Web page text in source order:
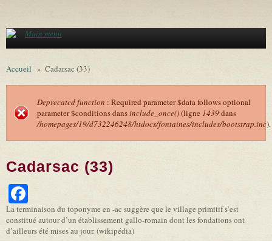
Main menu
Accueil » Cadarsac (33)
Message d'erreur
Deprecated function : Required parameter $data follows optional
parameter $conditions dansinclude_once()(ligne 1439dans
/homepages/19/d732246248/htdocs/fontaines/includes/bootstrap.inc).
Cadarsac (33)
La terminaison du toponyme en -ac suggère que le village primitif s’est
constitué autour d’un établissement gallo-romain dont les fondations ont
d’ailleurs été mises au jour. (wikipédia)